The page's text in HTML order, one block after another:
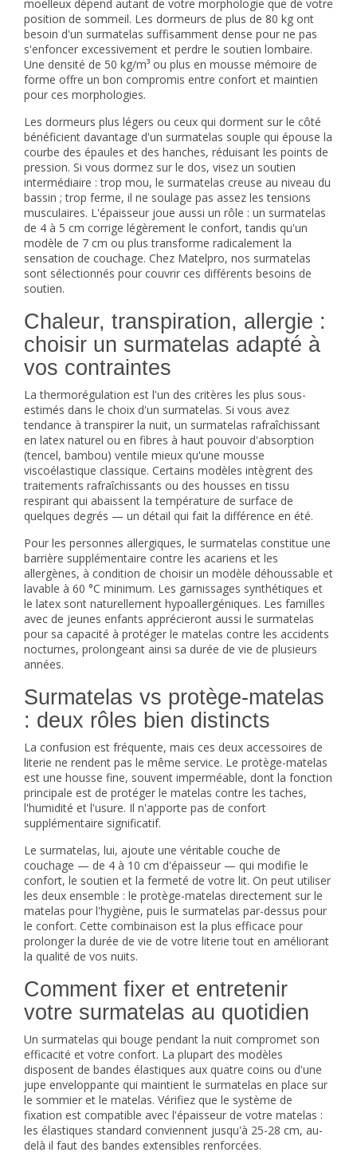
moelleux dépend autant de votre morphologie que de votre
position de sommeil. Les dormeurs de plus de 80 kg ont
besoin d'un surmatelas suffisamment dense pour ne pas
s'enfoncer excessivement et perdre le soutien lombaire.
Une densité de 50 kg/m³ ou plus en mousse mémoire de
forme offre un bon compromis entre confort et maintien
pour ces morphologies.
Les dormeurs plus légers ou ceux qui dorment sur le côté
bénéficient davantage d'un surmatelas souple qui épouse la
courbe des épaules et des hanches, réduisant les points de
pression. Si vous dormez sur le dos, visez un soutien
intermédiaire : trop mou, le surmatelas creuse au niveau du
bassin ; trop ferme, il ne soulage pas assez les tensions
musculaires. L'épaisseur joue aussi un rôle : un surmatelas
de 4 à 5 cm corrige légèrement le confort, tandis qu'un
modèle de 7 cm ou plus transforme radicalement la
sensation de couchage. Chez Matelpro, nos surmatelas
sont sélectionnés pour couvrir ces différents besoins de
soutien.
Chaleur, transpiration, allergie :
choisir un surmatelas adapté à
vos contraintes
La thermorégulation est l'un des critères les plus sous-
estimés dans le choix d'un surmatelas. Si vous avez
tendance à transpirer la nuit, un surmatelas rafraîchissant
en latex naturel ou en fibres à haut pouvoir d'absorption
(tencel, bambou) ventile mieux qu'une mousse
viscoélastique classique. Certains modèles intègrent des
traitements rafraîchissants ou des housses en tissu
respirant qui abaissent la température de surface de
quelques degrés — un détail qui fait la différence en été.
Pour les personnes allergiques, le surmatelas constitue une
barrière supplémentaire contre les acariens et les
allergènes, à condition de choisir un modèle déhoussable et
lavable à 60 °C minimum. Les garnissages synthétiques et
le latex sont naturellement hypoallergéniques. Les familles
avec de jeunes enfants apprécieront aussi le surmatelas
pour sa capacité à protéger le matelas contre les accidents
nocturnes, prolongeant ainsi sa durée de vie de plusieurs
années.
Surmatelas vs protège-matelas
: deux rôles bien distincts
La confusion est fréquente, mais ces deux accessoires de
literie ne rendent pas le même service. Le protège-matelas
est une housse fine, souvent imperméable, dont la fonction
principale est de protéger le matelas contre les taches,
l'humidité et l'usure. Il n'apporte pas de confort
supplémentaire significatif.
Le surmatelas, lui, ajoute une véritable couche de
couchage — de 4 à 10 cm d'épaisseur — qui modifie le
confort, le soutien et la fermeté de votre lit. On peut utiliser
les deux ensemble : le protège-matelas directement sur le
matelas pour l'hygiène, puis le surmatelas par-dessus pour
le confort. Cette combinaison est la plus efficace pour
prolonger la durée de vie de votre literie tout en améliorant
la qualité de vos nuits.
Comment fixer et entretenir
votre surmatelas au quotidien
Un surmatelas qui bouge pendant la nuit compromet son
efficacité et votre confort. La plupart des modèles
disposent de bandes élastiques aux quatre coins ou d'une
jupe enveloppante qui maintient le surmatelas en place sur
le sommier et le matelas. Vérifiez que le système de
fixation est compatible avec l'épaisseur de votre matelas :
les élastiques standard conviennent jusqu'à 25-28 cm, au-
delà il faut des bandes extensibles renforcées.